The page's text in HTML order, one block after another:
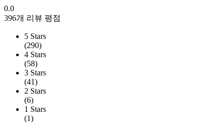
0.0
396개 리뷰 평점
5 Stars
(290)
4 Stars
(58)
3 Stars
(41)
2 Stars
(6)
1 Stars
(1)